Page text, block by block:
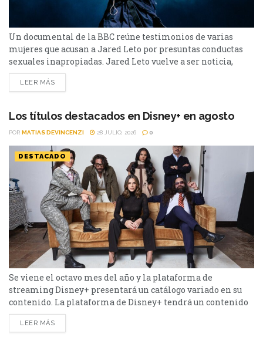
Un documental de la BBC reúne testimonios de varias
mujeres que acusan a Jared Leto por presuntas conductas
sexuales inapropiadas. Jared Leto vuelve a ser noticia,
aunque esta vez lejos de la pantalla. El actor ganador del
Oscar y líder de Thirty Seconds to Mars enfrenta una nueva
Leto: Hollywood's Dark...
LEER MÁS
Los títulos destacados en Disney+ en agosto
POR MATIAS DEVINCENZI 28 JULIO, 2026 0
DESTACADO
Se viene el octavo mes del año y la plataforma de
streaming Disney+ presentará un catálogo variado en su
contenido. La plataforma de Disney+ tendrá un contenido
variado durante el mes de agosto. Desde Star Wars: Visions
- La Novena Jedi hasta Animales, la lista es extensa.
LEER MÁS